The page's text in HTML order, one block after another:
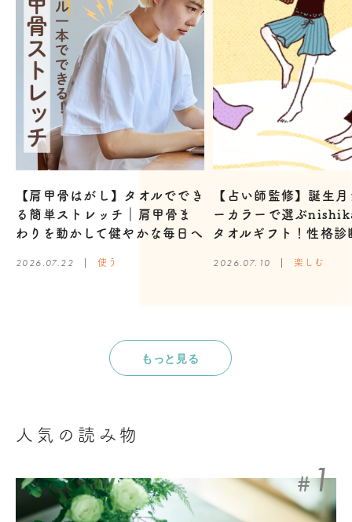
【肩甲骨はがし】タオルででき
る簡単ストレッチ｜肩甲骨ま
わりを動かして健やかな毎日へ
2026.07.22 使う
【占い師監修】誕生
ーカラーで選ぶ
タオルギフト！性格診
2026.07.10 楽しむ
もっと見る
人気の読み物
#1